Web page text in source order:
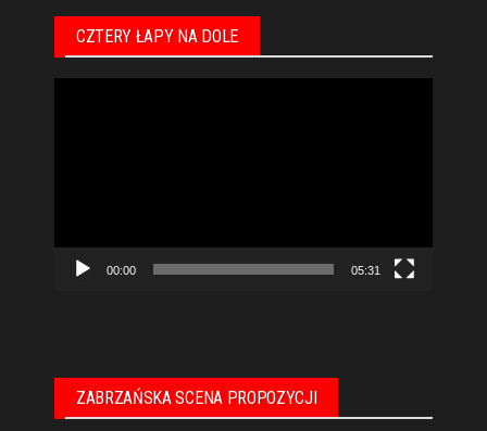
CZTERY ŁAPY NA DOLE
00:00 05:31
ZABRZAŃSKA SCENA PROPOZYCJI